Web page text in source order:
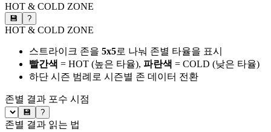
HOT & COLD ZONE
💾 ?
HOT & COLD ZONE
스트라이크 존을 5x5로 나눠 존별 타율을 표시
빨간색 = HOT (높은 타율), 파란색 = COLD (낮은 타율)
하단 시즌 범례로 시즌별 존 데이터 전환
존별 결과 포수 시점
💾 ?
존별 결과 읽는 법